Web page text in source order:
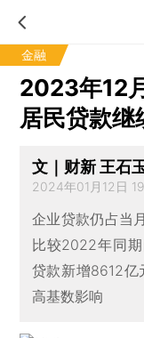
金融
2023年12
居民贷款继
文｜财新 王石
2024年01月12日
企业贷款仍占当
比较2022年同
贷款新增8612
高基数影响